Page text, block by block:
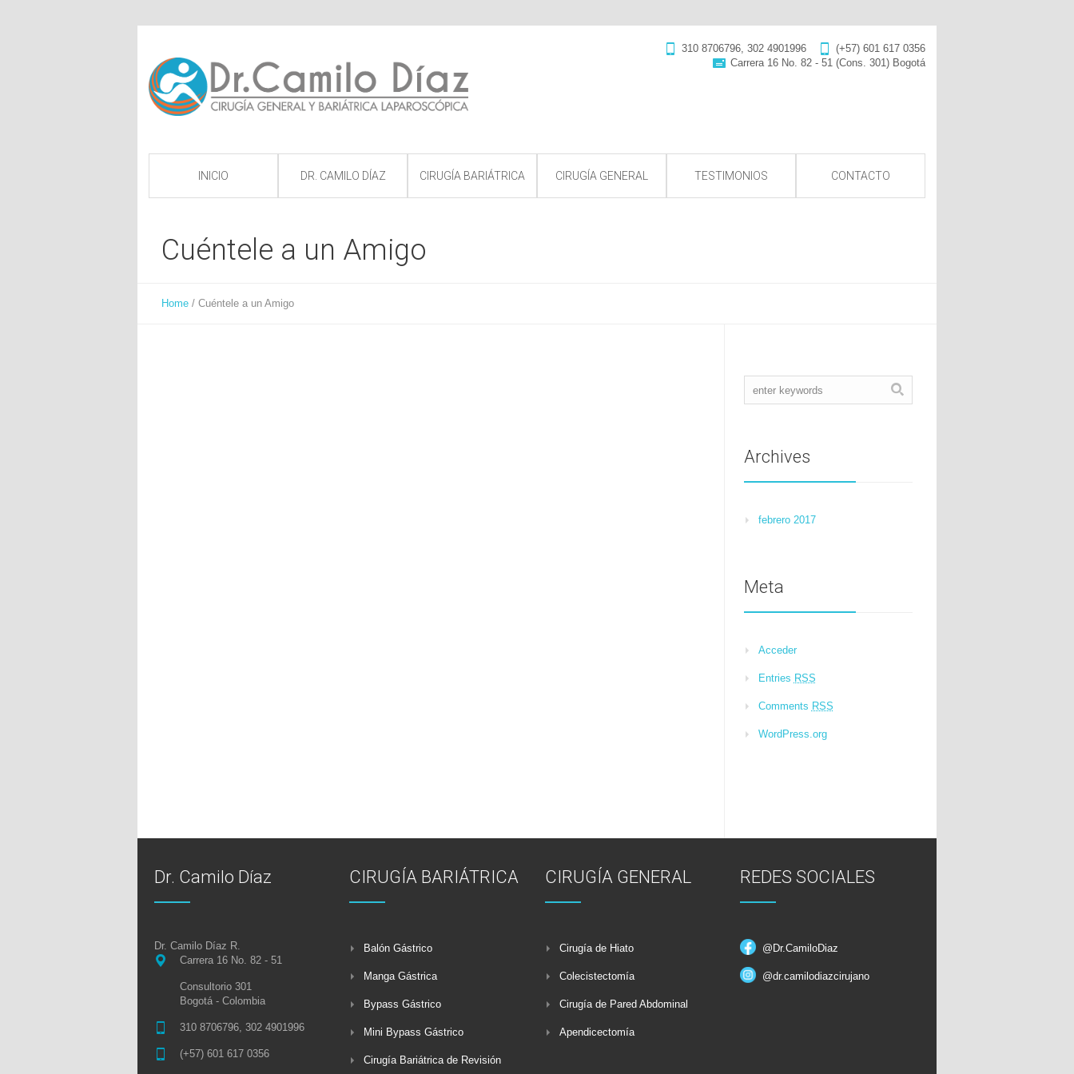
(+57) 601 617 0356
310 8706796, 302 4901996
Carrera 16 No. 82 - 51 (Cons. 301) Bogotá
INICIO DR. CAMILO DÍAZ CIRUGÍA BARIÁTRICA CIRUGÍA GENERAL TESTIMONIOS CONTACTO
Cuéntele a un Amigo
Home / Cuéntele a un Amigo
Archives
febrero 2017
Meta
Acceder
Entries RSS
Comments RSS
WordPress.org
Dr. Camilo Díaz
Dr. Camilo Díaz R.
Carrera 16 No. 82 - 51
Consultorio 301
Bogotá - Colombia
310 8706796, 302 4901996
(+57) 601 617 0356
CIRUGÍA BARIÁTRICA
Balón Gástrico
Manga Gástrica
Bypass Gástrico
Mini Bypass Gástrico
Cirugía Bariátrica de Revisión
CIRUGÍA GENERAL
Cirugía de Hiato
Colecistectomía
Cirugía de Pared Abdominal
Apendicectomía
REDES SOCIALES
@Dr.CamiloDiaz
@dr.camilodiazcirujano